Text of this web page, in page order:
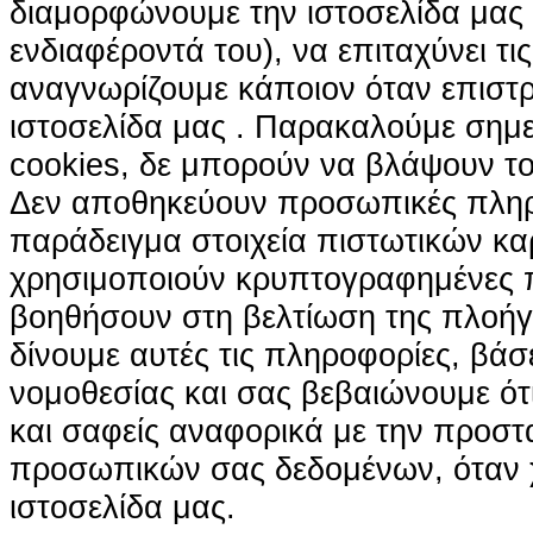
διαμορφώνουμε την ιστοσελίδα
ενδιαφέροντά του), να επιταχύνει
αναγνωρίζουμε κάποιον όταν
ιστοσελίδα μας . Παρακαλούμε
cookies, δε μπορούν να βλάψουν
Δεν αποθηκεύουν προσωπικές
παράδειγμα στοιχεία πιστωτικών
χρησιμοποιούν κρυπτογραφημένες
βοηθήσουν στη βελτίωση της
δίνουμε αυτές τις πληροφορίες,
νομοθεσίας και σας βεβαιώνουμε ότι
και σαφείς αναφορικά με την
προσωπικών σας δεδομένων, όταν
ιστοσελίδα μας.